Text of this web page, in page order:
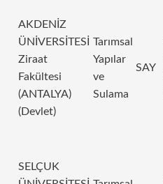
AKDENİZ
ÜNİVERSİTESİ
Ziraat
Fakültesi
(ANTALYA)
(Devlet)
Tarımsal
Yapılar
ve
Sulama
SAY
SELÇUK